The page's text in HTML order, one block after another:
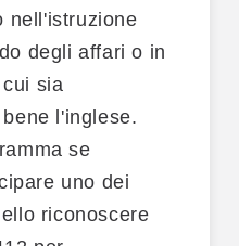
nell'istruzione
degli affari o in
sia
l'inglese.
se
uno dei
riconoscere